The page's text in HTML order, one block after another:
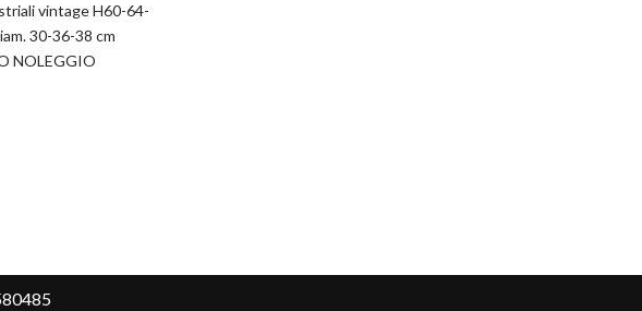
vintage H60-64-
30-36-38 cm
NOLEGGIO